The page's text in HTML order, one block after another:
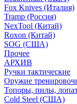
Fox Knives (Италия)
Tramp (Россия)
NexTool (Китай)
Roxon (Китай)
SOG (США)
Прочее
АРХИВ
Ручки тактические
Оружие
Топоры, пилы,
Cold Steel (США)